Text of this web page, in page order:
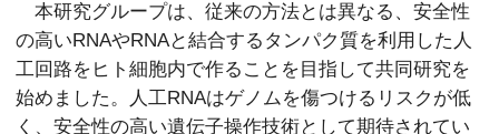
本研究グループは、従来の方法とは異なる、安全性
の高いRNAやRNAと結合するタンパク質を利用した人
工回路をヒト細胞内で作ることを目指して共同研究を
始めました。人工RNAはゲノムを傷つけるリスクが低
く、安全性の高い遺伝子操作技術として期待されてい